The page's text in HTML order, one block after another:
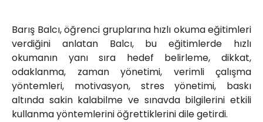
Barış Balcı, öğrenci gruplarına hızlı okuma eğitimleri
verdiğini anlatan Balcı, bu eğitimlerde hızlı
okumanın yanı sıra hedef belirleme, dikkat,
odaklanma, zaman yönetimi, verimli çalışma
yöntemleri, motivasyon, stres yönetimi, baskı
altında sakin kalabilme ve sınavda bilgilerini etkili
kullanma yöntemlerini öğrettiklerini dile getirdi.